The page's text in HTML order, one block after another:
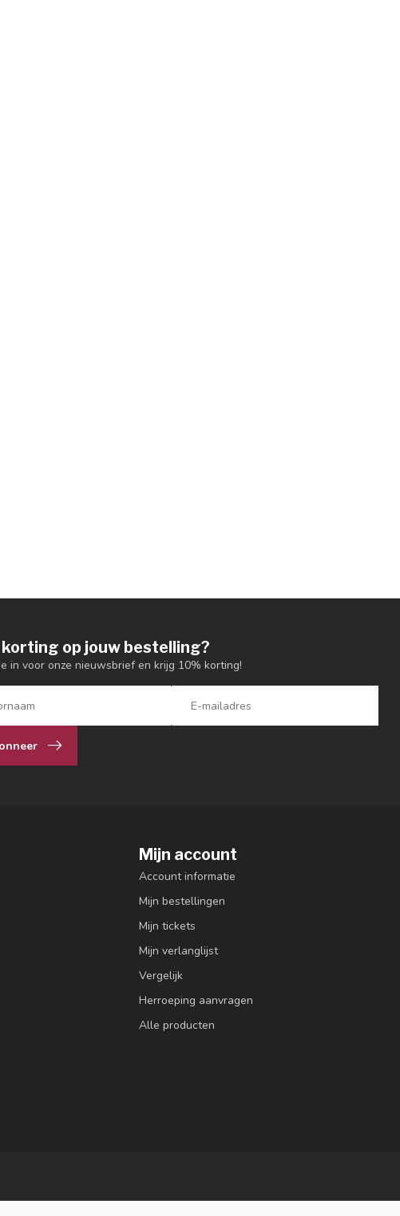
op jouw bestelling?
in voor onze nieuwsbrief en krijg 10% korting!
Mijn account
Account informatie
Mijn bestellingen
Mijn tickets
Mijn verlanglijst
Vergelijk
Herroeping aanvragen
Alle producten